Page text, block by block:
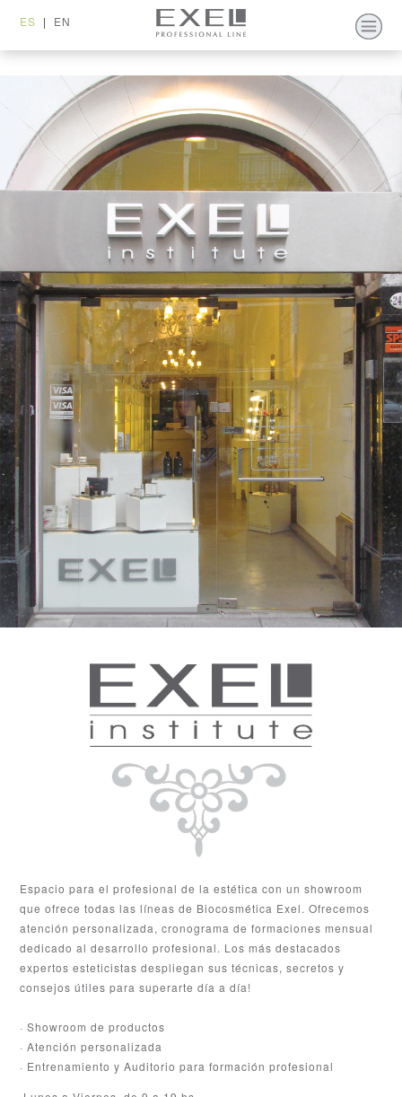
ES | EN
Espacio para el profesional de la estética con un showroom
que ofrece todas las líneas de Biocosmética Exel. Ofrecemos
atención personalizada, cronograma de formaciones mensual
dedicado al desarrollo profesional. Los más destacados
expertos esteticistas despliegan sus técnicas, secretos y
consejos útiles para superarte día a día!
· Showroom de productos
· Atención personalizada
· Entrenamiento y Auditorio para formación profesional